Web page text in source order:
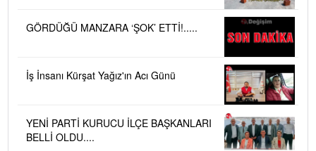
GÖRDÜĞÜ MANZARA ‘ŞOK’ ETTİ!.....
İş İnsanı Kürşat Yağız'ın Acı Günü
YENİ PARTİ KURUCU İLÇE BAŞKANLARI
BELLİ OLDU....